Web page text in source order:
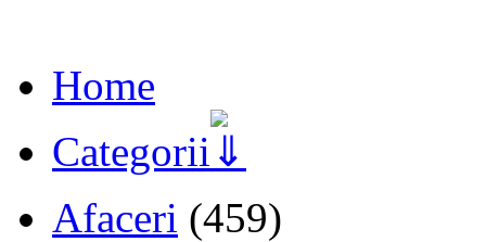
Home
Categorii
Afaceri (459)